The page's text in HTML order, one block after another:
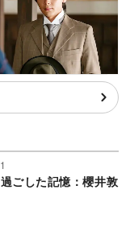
ごした記憶：櫻井敦